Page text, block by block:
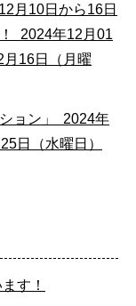
月10日から16日
2024年12月01
月16日（月曜
ョン」 2024年
日（水曜日）
す！